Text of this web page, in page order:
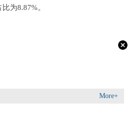
为8.87%。
More+